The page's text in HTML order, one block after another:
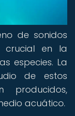
de sonidos
crucial en la
especies. La
de estos
acuático.